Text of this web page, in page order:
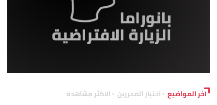
آخر المواضيع اختيار المحررين الاكثر مشاهدة